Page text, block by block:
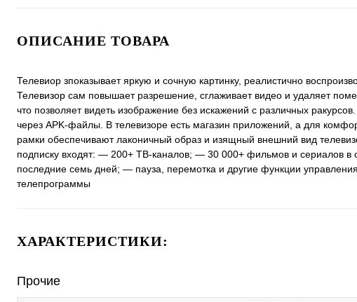
ОПИСАНИЕ ТОВАРА
Телевиор зпоказывает яркую и сочную картинку, реалистично
Телевизор сам повышает разрешение, сглаживает видео и удаляет
что позволяет видеть изображение без искажений с различных
через APK-файлы. В телевизоре есть магазин приложений, а для
рамки обеспечивают лаконичный образ и изящный внешний вид
подписку входят: — 200+ ТВ-каналов; — 30 000+ фильмов и сериалов в
последние семь дней; — пауза, перемотка и другие функции
телепрограммы
ХАРАКТЕРИСТИКИ:
Прочие